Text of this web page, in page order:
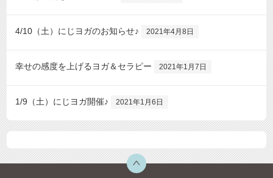
4/10（土）にじヨガのお知らせ♪ 2021年4月8日
幸せの感度を上げるヨガ＆セラピー 2021年1月7日
1/9（土）にじヨガ開催♪ 2021年1月6日